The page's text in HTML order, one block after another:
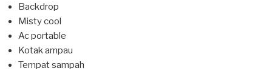
Backdrop
Misty cool
Ac portable
Kotak ampau
Tempat sampah